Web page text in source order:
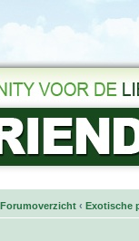
Forumoverzicht ‹ Exotische